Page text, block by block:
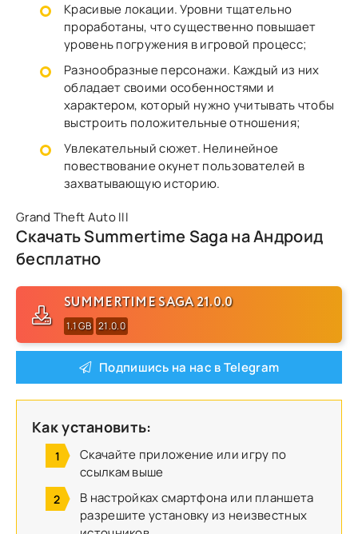
Красивые локации. Уровни тщательно
проработаны, что существенно повышает
уровень погружения в игровой процесс;
Разнообразные персонажи. Каждый из них
обладает своими особенностями и
характером, который нужно учитывать чтобы
выстроить положительные отношения;
Увлекательный сюжет. Нелинейное
повествование окунет пользователей в
захватывающую историю.
Grand Theft Auto III
Скачать Summertime Saga на Андроид
бесплатно
SUMMERTIME SAGA 21.0.0
1.1 GB 21.0.0
Подпишись на нас в Telegram
Как установить:
Скачайте приложение или игру по
ссылкам выше
В настройках смартфона или планшета
разрешите установку из неизвестных